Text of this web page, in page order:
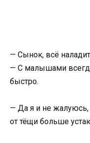
— Сынок, всё
— С малышами
быстро.
— Да я и не жалуюсь,
от тёщи больше